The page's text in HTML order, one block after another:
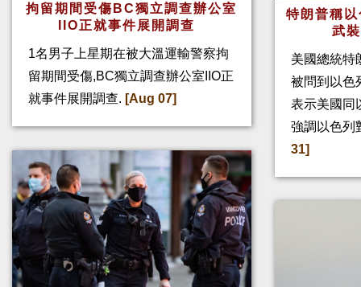
拘留期間受傷BC獨立調查辦公室
IIO正就事件展開調查
1名男子上星期在被大溫運輸警察拘
留期間受傷,BC獨立調查辦公室IIO正
就事件展開調查. [Aug 07]
特朗普稱
武
美國總統特
被問到以色
表示美國同
強調以色列
31]